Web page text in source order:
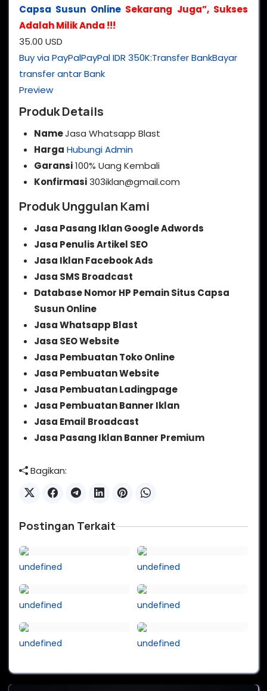
Capsa Susun OnlineSekarang Juga”, Sukses
Adalah Milik Anda !!!
35.00 USD
Buy via PayPalPayPalIDR 350K:Transfer BankBayar
transfer antar Bank
Preview
Produk Details
NameJasa Whatsapp Blast
Harga Hubungi Admin
Garansi100% Uang Kembali
Konfirmasi303iklan@gmail.com
Produk Unggulan Kami
Jasa Pasang Iklan Google Adwords
Jasa Penulis Artikel SEO
Jasa Iklan Facebook Ads
Jasa SMS Broadcast
Database Nomor HP Pemain Situs Capsa
Susun Online
Jasa Whatsapp Blast
Jasa SEO Website
Jasa Pembuatan Toko Online
Jasa Pembuatan Website
Jasa Pembuatan Ladingpage
Jasa Pembuatan Banner Iklan
Jasa Email Broadcast
Jasa Pasang Iklan Banner Premium
Bagikan:
Postingan Terkait
undefined undefined
undefined undefined
undefined undefined